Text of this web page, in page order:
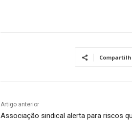
Artigo anterior
Associação sindical alerta para riscos